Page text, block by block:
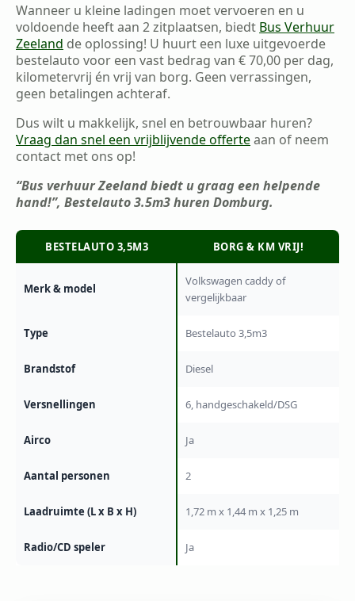
Wanneer u kleine ladingen moet vervoeren en u
voldoende heeft aan 2 zitplaatsen, biedt Bus Verhuur
Zeeland de oplossing! U huurt een luxe uitgevoerde
bestelauto voor een vast bedrag van € 70,00 per dag,
kilometervrij én vrij van borg. Geen verrassingen,
geen betalingen achteraf.
Dus wilt u makkelijk, snel en betrouwbaar huren?
Vraag dan snel een vrijblijvende offerteaan of neem
contact met ons op!
“Bus verhuur Zeeland biedt u graag een helpende
hand!”, Bestelauto 3.5m3 huren Domburg.
BESTELAUTO 3,5M3 BORG & KM VRIJ!
Merk & model
Volkswagen caddy of
vergelijkbaar
Type Bestelauto 3,5m3
Brandstof Diesel
Versnellingen 6, handgeschakeld/DSG
Airco Ja
Aantal personen 2
Laadruimte (L x B x H) 1,72 m x 1,44 m x 1,25 m
Radio/CD speler Ja